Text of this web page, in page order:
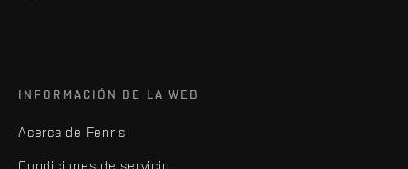
INFORMACIÓN DE LA WEB
Acerca de Fenris
Condiciones de servicio